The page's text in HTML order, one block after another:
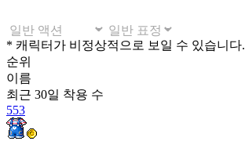
* 캐릭터가 비정상적으로 보일 수 있습니다.
순위
이름
최근 30일 착용 수
553